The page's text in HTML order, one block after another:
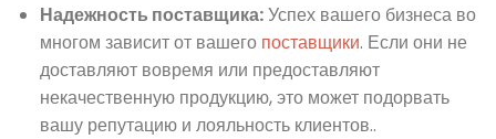
Надежность поставщика:Успех вашего бизнеса во
многом зависит от вашего поставщики. Если они не
доставляют вовремя или предоставляют
некачественную продукцию, это может подорвать
вашу репутацию и лояльность клиентов..